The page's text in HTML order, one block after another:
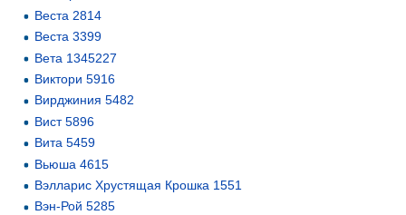
Веста 2814
Веста 3399
Вета 1345227
Виктори 5916
Вирджиния 5482
Вист 5896
Вита 5459
Вьюша 4615
Вэлларис Хрустящая Крошка 1551
Вэн-Рой 5285